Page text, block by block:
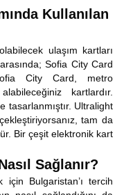
Kullanılan
ulaşım kartları
arasında; Sofia City Card
City Card, metro
kartlardır.
tasarlanmıştır. Ultralight
tam da
Bir çeşit elektronik kart
Sağlanır?
için Bulgaristan’ı tercih